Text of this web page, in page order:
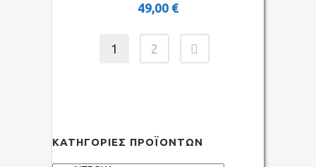
49,00 €
1 2
ΚΑΤΗΓΟΡΊΕΣ ΠΡΟΪΌΝΤΩΝ